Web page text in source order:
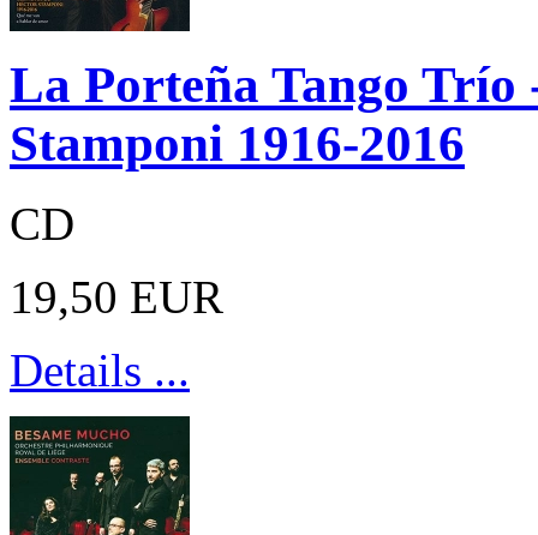
La Porteña Tango Trío
Stamponi 1916-2016
CD
19,50 EUR
Details ...